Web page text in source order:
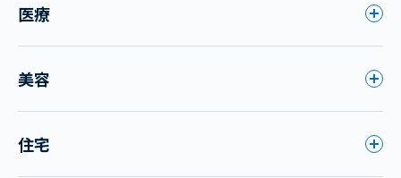
医療
美容
住宅